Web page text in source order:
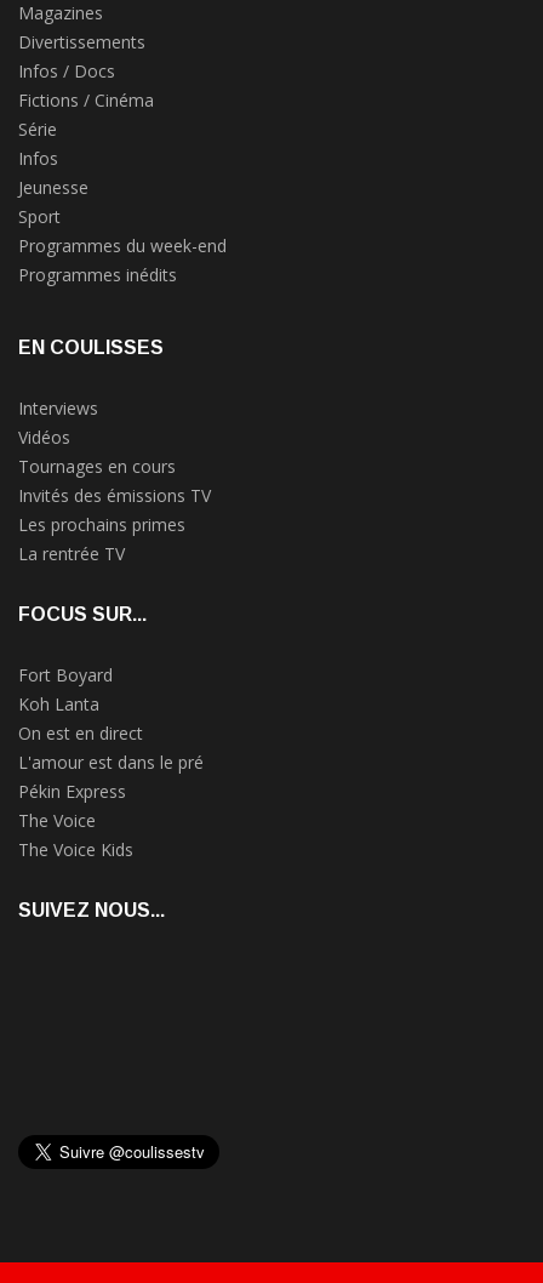
Magazines
Divertissements
Infos / Docs
Fictions / Cinéma
Série
Infos
Jeunesse
Sport
Programmes du week-end
Programmes inédits
EN COULISSES
Interviews
Vidéos
Tournages en cours
Invités des émissions TV
Les prochains primes
La rentrée TV
FOCUS SUR...
Fort Boyard
Koh Lanta
On est en direct
L'amour est dans le pré
Pékin Express
The Voice
The Voice Kids
SUIVEZ NOUS...